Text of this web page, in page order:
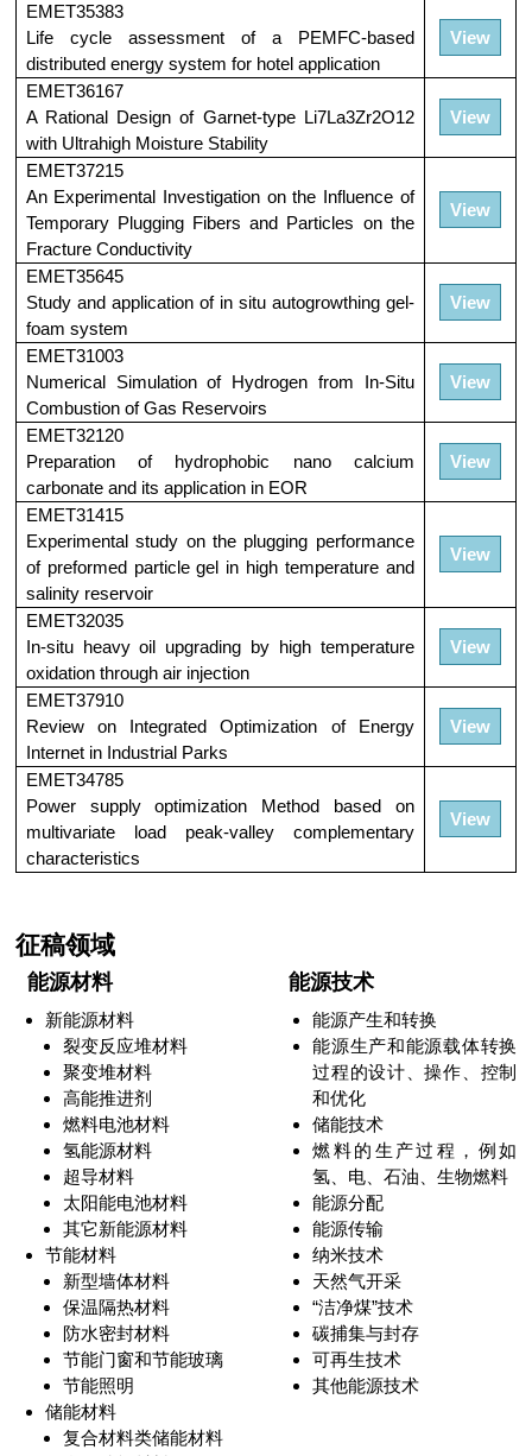
EMET35383
Life cycle assessment of a PEMFC-based
distributed energy system for hotel application
View
EMET36167
A Rational Design of Garnet-type Li7La3Zr2O12
with Ultrahigh Moisture Stability
View
EMET37215
An Experimental Investigation on the Influence of
Temporary Plugging Fibers and Particles on the
Fracture Conductivity
View
EMET35645
Study and application of in situ autogrowthing gel-
foam system
View
EMET31003
Numerical Simulation of Hydrogen from In-Situ
Combustion of Gas Reservoirs
View
EMET32120
Preparation of hydrophobic nano calcium
carbonate and its application in EOR
View
EMET31415
Experimental study on the plugging performance
of preformed particle gel in high temperature and
salinity reservoir
View
EMET32035
In-situ heavy oil upgrading by high temperature
oxidation through air injection
View
EMET37910
Review on Integrated Optimization of Energy
Internet in Industrial Parks
View
EMET34785
Power supply optimization Method based on
multivariate load peak-valley complementary
characteristics
View
征稿领域
能源材料
新能源材料
裂变反应堆材料
聚变堆材料
高能推进剂
燃料电池材料
氢能源材料
超导材料
太阳能电池材料
其它新能源材料
节能材料
新型墙体材料
保温隔热材料
防水密封材料
节能门窗和节能玻璃
节能照明
储能材料
复合材料类储能材料
能源技术
能源产生和转换
能源生产和能源载体转换
过程的设计、操作、控制
和优化
储能技术
燃料的生产过程，例如
氢、电、石油、生物燃料
能源分配
能源传输
纳米技术
天然气开采
“洁净煤”技术
碳捕集与封存
可再生技术
其他能源技术